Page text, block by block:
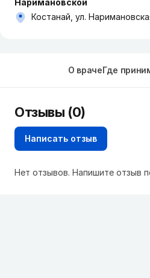
Наримановской
Костанай, ул.
О врачеГде
Отзывы (0)
Написать отзыв
Нет отзывов. Напишите отзыв